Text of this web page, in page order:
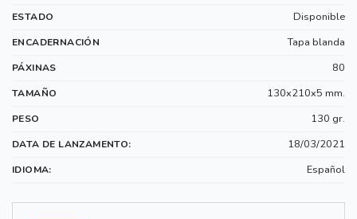
ESTADO Disponible
ENCADERNACIÓN Tapa blanda
PÁXINAS 80
TAMAÑO 130x210x5 mm.
PESO 130 gr.
DATA DE LANZAMENTO: 18/03/2021
IDIOMA: Español